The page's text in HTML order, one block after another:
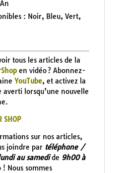
: Noir, Bleu, Vert,
tous les articles de la
en vidéo ? Abonnez-
YouTube, et activez la
lorsqu’une nouvelle
SHOP
sur nos articles,
joindre par téléphone /
au samedide 9h00 à
Nous sommes